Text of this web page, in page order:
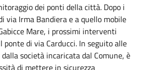
dei ponti della città. Dopo i
via Irma Bandiera e a quello mobile
Mare, i prossimi interventi
ponte di via Carducci. In seguito alle
società incaricata dal Comune, è
di mettere in sicurezza